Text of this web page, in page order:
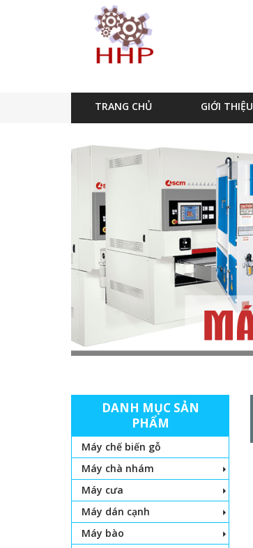
TRANG CHỦ GIỚI THIỆU
DANH MỤC SẢN
PHẨM
Máy chế biến gỗ
Máy chà nhám
Máy cưa
Máy dán cạnh
Máy bào